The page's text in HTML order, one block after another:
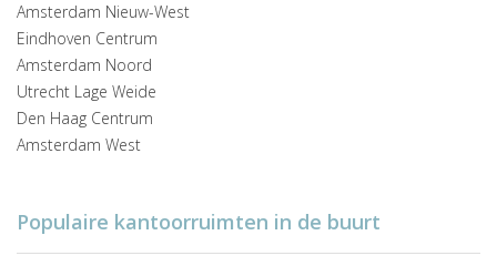
Amsterdam Nieuw-West
Eindhoven Centrum
Amsterdam Noord
Utrecht Lage Weide
Den Haag Centrum
Amsterdam West
Populaire kantoorruimten in de buurt